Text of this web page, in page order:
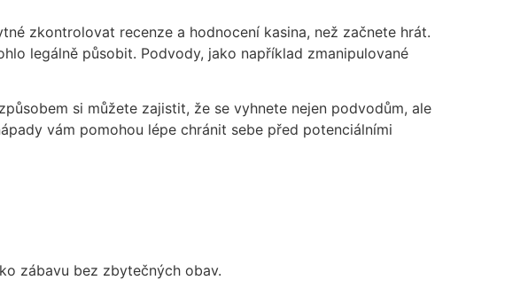
zkontrolovat recenze a hodnocení kasina, než začnete hrát.
legálně působit. Podvody, jako například zmanipulované
si můžete zajistit, že se vyhnete nejen podvodům, ale
vám pomohou lépe chránit sebe před potenciálními
zábavu bez zbytečných obav.